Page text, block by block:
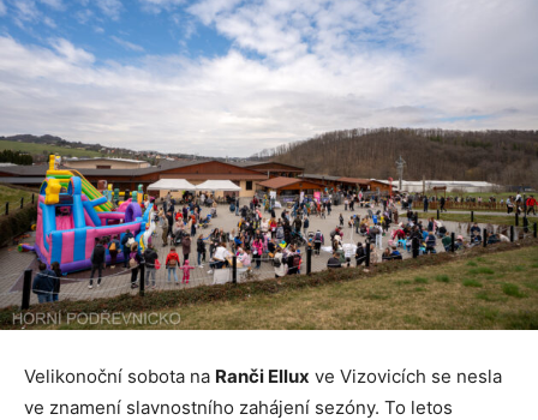
Velikonoční sobota na Ranči Ellux ve Vizovicích se nesla
ve znamení slavnostního zahájení sezóny. To letos